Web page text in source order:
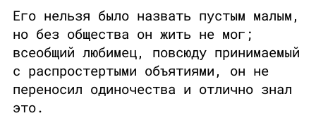
Его нельзя было назвать пустым малым,
но без общества он жить не мог;
всеобщий любимец, повсюду принимаемый
с распростертыми объятиями, он не
переносил одиночества и отлично знал
это.